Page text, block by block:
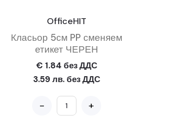
OfficeHIT
Класьор 5см PP сменяем
етикет ЧЕРЕН
€ 1.84 без ДДС
3.59 лв. без ДДС
- +